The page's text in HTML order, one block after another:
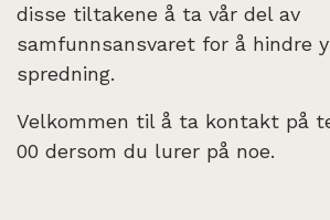
disse tiltakene å ta vår del av
samfunnsansvaret for å hindre
spredning.
Velkommen til å ta kontakt på
00 dersom du lurer på noe.